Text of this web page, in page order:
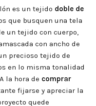
es un tejido doble de
que busquen una tela
un tejido con cuerpo,
con ancho de
precioso tejido de
en lo misma tonalidad
la hora de comprar
fijarse y apreciar la
quede